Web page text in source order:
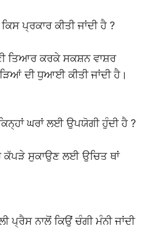
ਪ੍ਰਕਾਰ ਕੀਤੀ ਜਾਂਦੀ ਹੈ ?
ਤਿਆਰ ਕਰਕੇ ਸਕਸ਼ਨ ਵਾਸ਼ਰ
ਦੀ ਧੁਆਈ ਕੀਤੀ ਜਾਂਦੀ ਹੈ।
ਘਰਾਂ ਲਈ ਉਪਯੋਗੀ ਹੁੰਦੀ ਹੈ ?
ਕੱਪੜੇ ਸੁਕਾਉਣ ਲਈ ਉਚਿਤ ਥਾਂ
ਪ੍ਰੈਸ ਨਾਲੋਂ ਕਿਉਂ ਚੰਗੀ ਮੰਨੀ ਜਾਂਦੀ